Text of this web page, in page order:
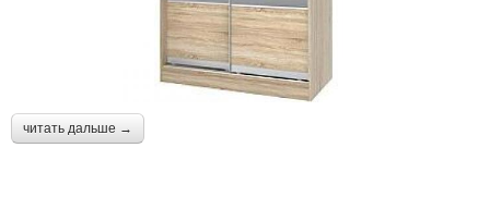
читать дальше →